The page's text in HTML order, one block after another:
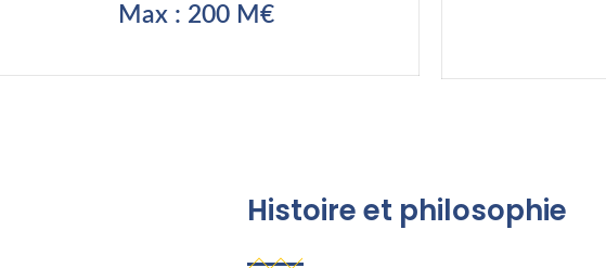
Max : 200 M€
Histoire et philosophie